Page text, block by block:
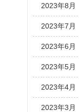
2023年8月
2023年7月
2023年6月
2023年5月
2023年4月
2023年3月